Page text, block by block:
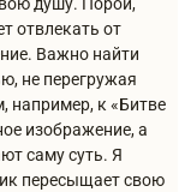
душу. Порой,
отвлекать от
Важно найти
не перегружая
например, к «Битве
изображение, а
саму суть. Я
пересыщает свою